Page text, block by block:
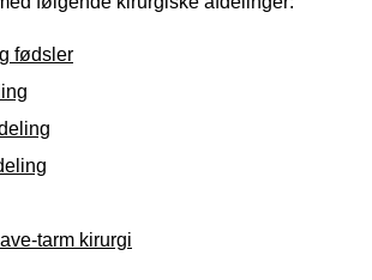
fødsler
tarm kirurgi